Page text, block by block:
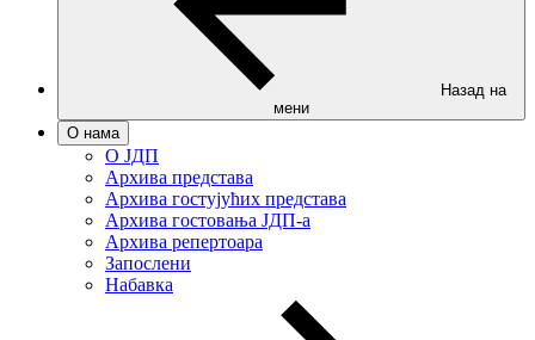
Назад на
мени
О нама
О ЈДП
Архива представа
Архива гостујућих представа
Архива гостовања ЈДП-а
Архива репертоара
Запослени
Набавка